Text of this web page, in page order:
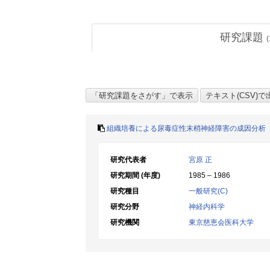
研究課題 (
組織培養による尿毒症性末梢神経障害の成因分析
研究代表者
宮原 正
研究期間 (年度)
1985 – 1986
研究種目
一般研究(C)
研究分野
神経内科学
研究機関
東京慈恵会医科大学